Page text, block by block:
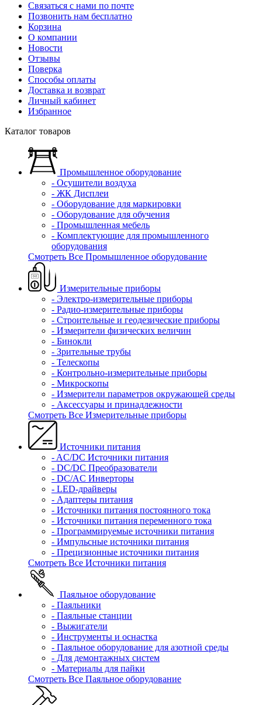
Связаться с нами по почте
Позвонить нам бесплатно
Корзина
О компании
Новости
Отзывы
Поверка
Способы оплаты
Доставка и возврат
Личный кабинет
Избранное
Каталог товаров
Промышленное оборудование
- Осушители воздуха
- ЖК Дисплеи
- Оборудование для маркировки
- Оборудование для обучения
- Промышленная мебель
- Комплектующие для промышленного
оборудования
Смотреть Все Промышленное оборудование
Измерительные приборы
- Электро-измерительные приборы
- Радио-измерительные приборы
- Строительные и геодезические приборы
- Измерители физических величин
- Бинокли
- Зрительные трубы
- Телескопы
- Контрольно-измерительные приборы
- Микроскопы
- Измерители параметров окружающей среды
- Аксессуары и принадлежности
Смотреть Все Измерительные приборы
Источники питания
- AC/DC Источники питания
- DC/DC Преобразователи
- DC/AC Инверторы
- LED-драйверы
- Адаптеры питания
- Источники питания постоянного тока
- Источники питания переменного тока
- Программируемые источники питания
- Импульсные источники питания
- Прецизионные источники питания
Смотреть Все Источники питания
Паяльное оборудование
- Паяльники
- Паяльные станции
- Выжигатели
- Инструменты и оснастка
- Паяльное оборудование для азотной среды
- Для демонтажных систем
- Материалы для пайки
Смотреть Все Паяльное оборудование